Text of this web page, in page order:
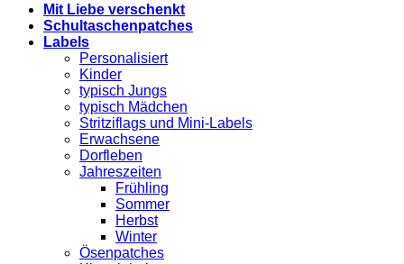
Mit Liebe verschenkt
Schultaschenpatches
Labels
Personalisiert
Kinder
typisch Jungs
typisch Mädchen
Stritziflags und Mini-Labels
Erwachsene
Dorfleben
Jahreszeiten
Frühling
Sommer
Herbst
Winter
Ösenpatches